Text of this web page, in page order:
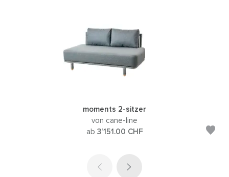
moments 2-sitzer
von cane-line
ab 3’151.00 CHF